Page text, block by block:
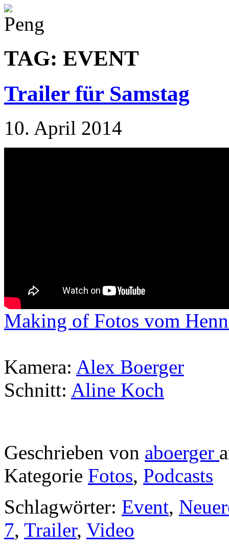
TAG: EVENT
Trailer für Samstag
10. April 2014
Making of Fotos vom
Kamera: Alex Boerger
Schnitt: Aline Koch
Geschrieben von aboerger
Kategorie Fotos, Podcasts
Schlagwörter: Event,
7, Trailer, Video